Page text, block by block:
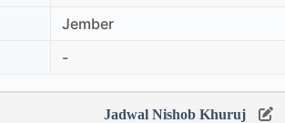
Jember
-
Jadwal Nishob Khuruj